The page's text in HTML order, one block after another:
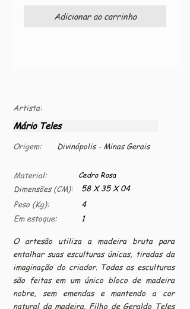
Adicionar ao carrinho
Artista:
Mário Teles
Origem: Divinópolis - Minas Gerais
Material:
Dimensões (CM):
Peso (Kg):
Em estoque:
Cedro Rosa
58 X 35 X 04
4
1
O artesão utiliza a madeira bruta para
entalhar suas esculturas únicas, tiradas da
imaginação do criador. Todas as esculturas
são feitas em um único bloco de madeira
nobre, sem emendas e mantendo a cor
natural da madeira. Filho de Geraldo Teles